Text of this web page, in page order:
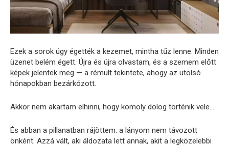
Ezek a sorok úgy égették a kezemet, mintha tűz lenne. Minden
üzenet belém égett. Újra és újra olvastam, és a szemem előtt
képek jelentek meg — a rémült tekintete, ahogy az utolsó
hónapokban bezárkózott.
Akkor nem akartam elhinni, hogy komoly dolog történik vele…
És abban a pillanatban rájöttem: a lányom nem távozott
önként. Azzá vált, aki áldozata lett annak, akit a legközelebbi